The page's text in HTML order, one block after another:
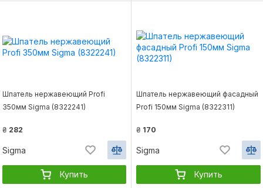
Шпатель нержавеющий Profi
350мм Sigma (8322241)
₴ 282
Sigma
Купить
Шпатель нержавеющий фасадный
Profi 150мм Sigma (8322311)
₴ 170
Sigma
Купить